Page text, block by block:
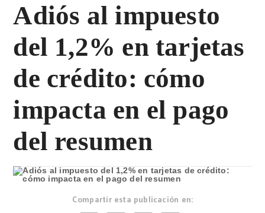
Adiós al impuesto
del 1,2% en tarjetas
de crédito: cómo
impacta en el pago
del resumen
Compartir esta publicación en: